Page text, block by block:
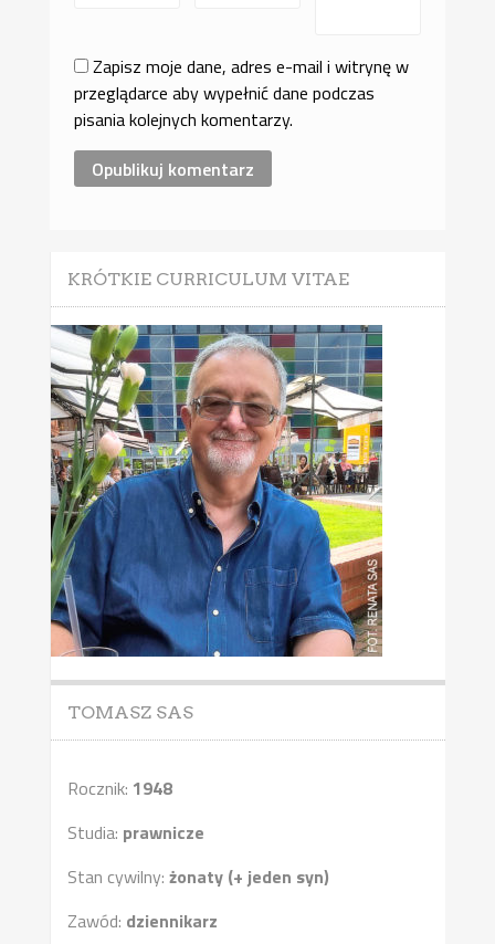
Zapisz moje dane, adres e-mail i witrynę w
przeglądarce aby wypełnić dane podczas
pisania kolejnych komentarzy.
KRÓTKIE CURRICULUM VITAE
TOMASZ SAS
Rocznik: 1948
Studia: prawnicze
Stan cywilny: żonaty (+ jeden syn)
Zawód: dziennikarz